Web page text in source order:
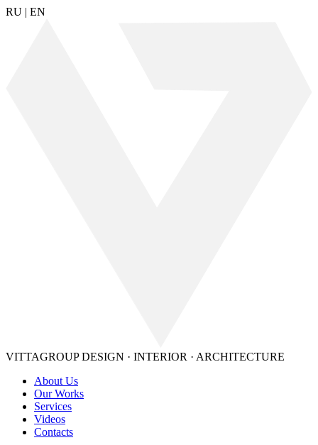
RU | EN
VITTAGROUP DESIGN · INTERIOR · ARСHITECTURE
About Us
Our Works
Services
Videos
Contacts